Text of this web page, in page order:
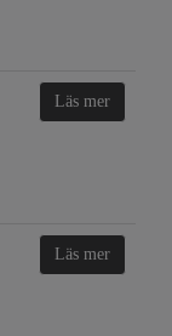
Läs mer
Läs mer